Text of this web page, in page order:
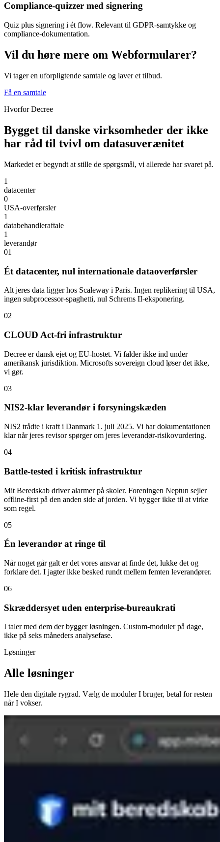
Compliance-quizzer med signering
Quiz plus signering i ét flow. Relevant til GDPR-samtykke og
compliance-dokumentation.
Vil du høre mere om Webformularer?
Vi tager en uforpligtende samtale og laver et tilbud.
Få en samtale
Hvorfor Decree
Bygget til danske virksomheder der ikke
har råd til tvivl om datasuverænitet
Markedet er begyndt at stille de spørgsmål, vi allerede har svaret på.
1
datacenter
0
USA-overførsler
1
databehandleraftale
1
leverandør
01
Ét datacenter, nul internationale dataoverførsler
Alt jeres data ligger hos Scaleway i Paris. Ingen replikering til USA,
ingen subprocessor-spaghetti, nul Schrems II-eksponering.
02
CLOUD Act-fri infrastruktur
Decree er dansk ejet og EU-hostet. Vi falder ikke ind under
amerikansk jurisdiktion. Microsofts sovereign cloud løser det ikke,
vi gør.
03
NIS2-klar leverandør i forsyningskæden
NIS2 trådte i kraft i Danmark 1. juli 2025. Vi har dokumentationen
klar når jeres revisor spørger om jeres leverandør-risikovurdering.
04
Battle-tested i kritisk infrastruktur
Mit Beredskab driver alarmer på skoler. Foreningen Neptun sejler
offline-first på den anden side af jorden. Vi bygger ikke til at virke
som regel.
05
Én leverandør at ringe til
Når noget går galt er det vores ansvar at finde det, lukke det og
forklare det. I jagter ikke besked rundt mellem femten leverandører.
06
Skræddersyet uden enterprise-bureaukrati
I taler med dem der bygger løsningen. Custom-moduler på dage,
ikke på seks måneders analysefase.
Løsninger
Alle løsninger
Hele den digitale rygrad. Vælg de moduler I bruger, betal for resten
når I vokser.